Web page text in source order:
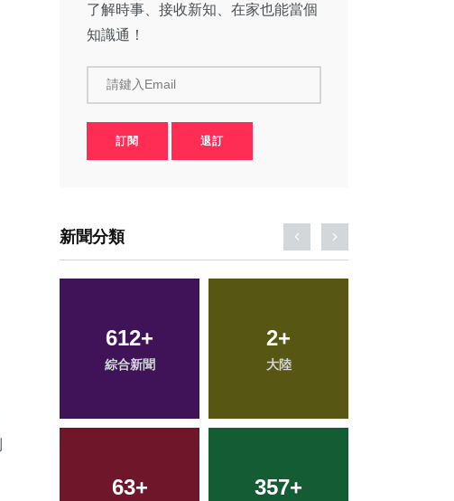
了解時事、接收新知、在家也能當個
知識通！
請鍵入Email
訂閱 退訂
新聞分類
56+
宗教
100
專欄
146+ 190+